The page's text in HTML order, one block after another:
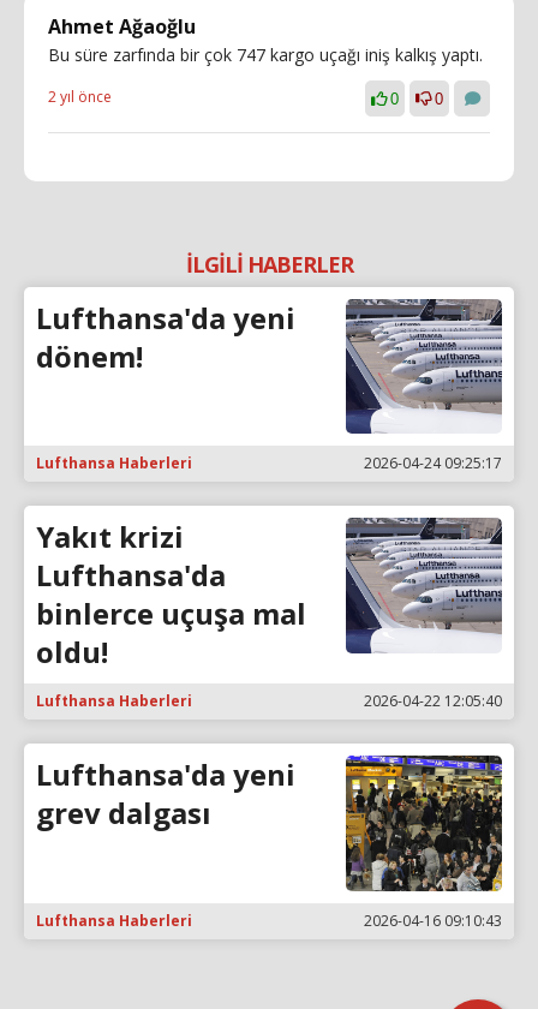
Ahmet Ağaoğlu
Bu süre zarfında bir çok 747 kargo uçağı iniş kalkış yaptı.
2 yıl önce 0 0
İLGİLİ HABERLER
Lufthansa'da yeni
dönem!
Lufthansa Haberleri 2026-04-24 09:25:17
Yakıt krizi
Lufthansa'da
binlerce uçuşa mal
oldu!
Lufthansa Haberleri 2026-04-22 12:05:40
Lufthansa'da yeni
grev dalgası
Lufthansa Haberleri 2026-04-16 09:10:43